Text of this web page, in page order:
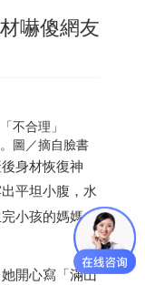
嚇傻網友
圖／摘自臉書
身材恢復神
平坦小腹，水
小孩的媽媽，
開心寫「滿山